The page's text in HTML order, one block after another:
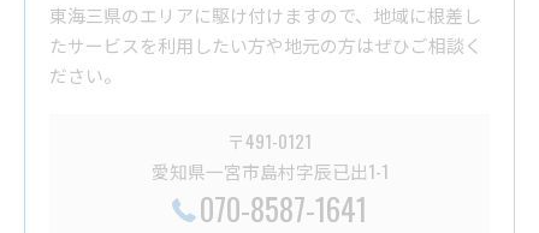
東海三県のエリアに駆け付けますので、地域に根差し
たサービスを利用したい方や地元の方はぜひご相談く
ださい。
〒491-0121
愛知県一宮市島村字辰已出1-1
070-8587-1641